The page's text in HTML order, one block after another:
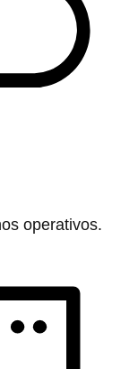
operativos.